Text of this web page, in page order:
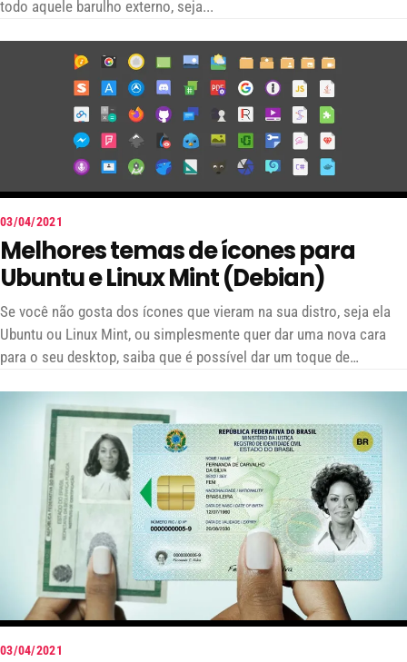
todo aquele barulho externo, seja...
03/04/2021
Melhores temas de ícones para
Ubuntu e Linux Mint (Debian)
Se você não gosta dos ícones que vieram na sua distro, seja ela
Ubuntu ou Linux Mint, ou simplesmente quer dar uma nova cara
para o seu desktop, saiba que é possível dar um toque de
03/04/2021